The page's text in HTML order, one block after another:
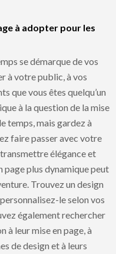
à adopter pour les
se démarque de vos
à votre public, à vos
que vous êtes quelqu’un
à la question de la mise
temps, mais gardez à
faire passer avec votre
élégance et
page plus dynamique peut
Trouvez un design
le selon vos
également rechercher
à leur mise en page, à
de design et à leurs